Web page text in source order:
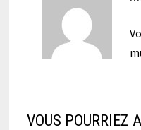
VOUS POURRIEZ